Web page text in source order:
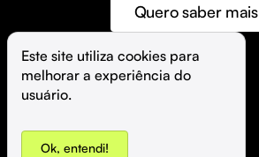
Quero saber mais
©️ Hubla Tecnologia Ltda • 2026
Este site utiliza cookies para
melhorar a experiência do
usuário.
Ok, entendi!